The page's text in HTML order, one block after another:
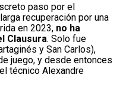
paso por el
recuperación por una
en 2023, no ha
Clausura. Solo fue
y San Carlos),
juego, y desde entonces
técnico Alexandre